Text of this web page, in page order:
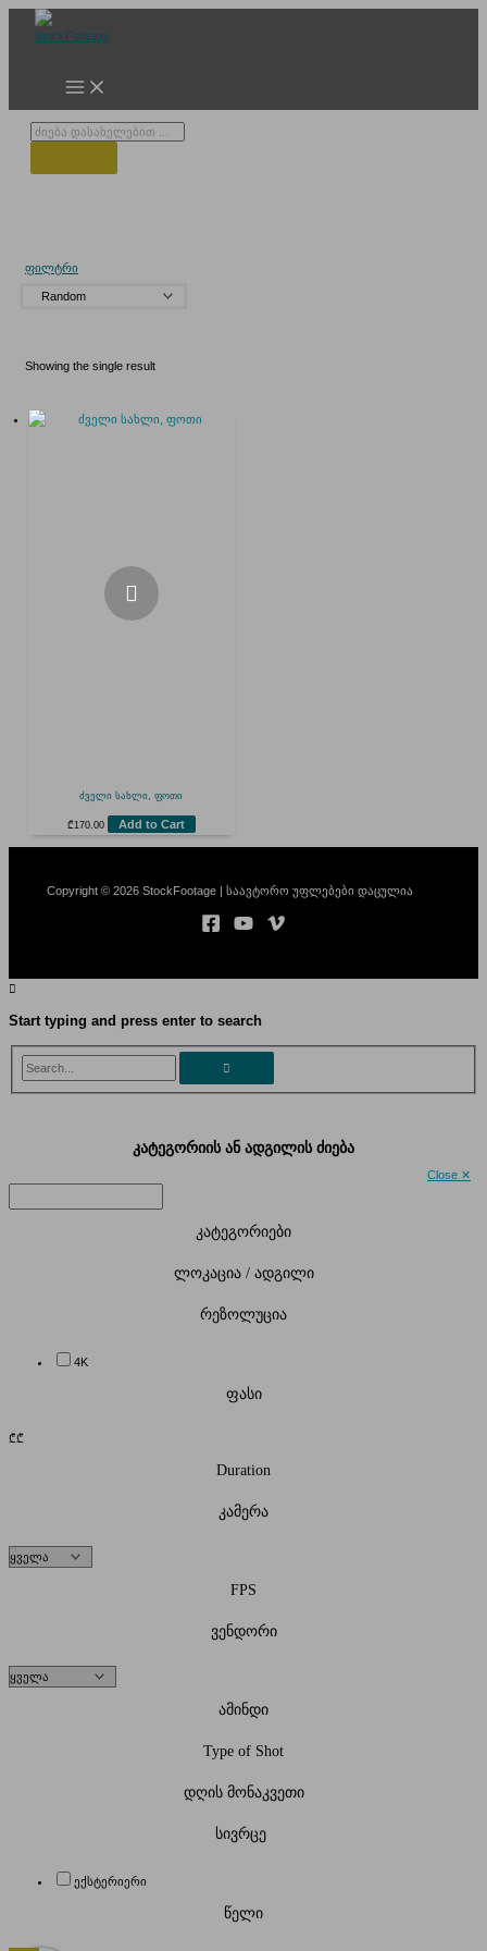
Products
ფილტრი
Showing the single result
ძველი სახლი, ფოთი
₾ 170.00 Add to Cart
Copyright © 2026 StockFootage | საავტორო უფლებები დაცულია
Start typing and press enter to search
Search...
Close ✕
კატეგორიის ან ადგილის ძიება
კატეგორიები
ლოკაცია / ადგილი
რეზოლუცია
4K
ფასი
₾₾
Duration
კამერა
FPS
ვენდორი
ამინდი
Type of Shot
დღის მონაკვეთი
სივრცე
ექსტერიერი
წელი